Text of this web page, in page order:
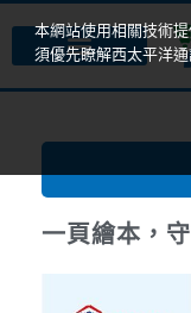
一頁繪本，
本網站使用相關技術
須優先瞭解西太平洋